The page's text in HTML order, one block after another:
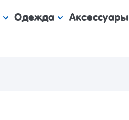
Одежда Аксессуары